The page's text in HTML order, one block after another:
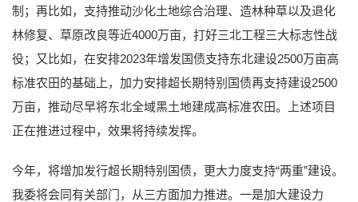
制；再比如，支持推动沙化土地综合治理、造林种草以及退化
林修复、草原改良等近4000万亩，打好三北工程三大标志性战
役；又比如，在安排2023年增发国债支持东北建设2500万亩高
标准农田的基础上，加力安排超长期特别国债再支持建设2500
万亩，推动尽早将东北全域黑土地建成高标准农田。上述项目
正在推进过程中，效果将持续发挥。
今年，将增加发行超长期特别国债，更大力度支持“两重”建设。
我委将会同有关部门，从三方面加力推进。一是加大建设力